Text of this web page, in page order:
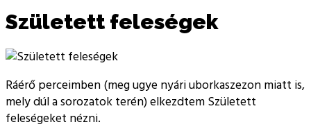
Született feleségek
Ráérő perceimben (meg ugye nyári uborkaszezon miatt is,
mely dúl a sorozatok terén) elkezdtem Született
feleségeket nézni.